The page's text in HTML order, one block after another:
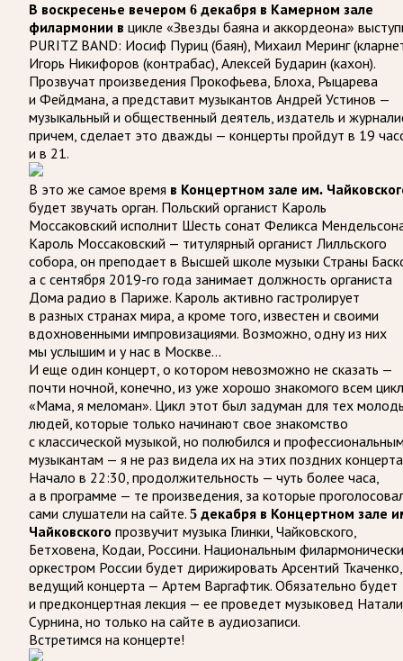
В воскресенье вечером 6 декабря в Камерном зале
филармонии в цикле «Звезды баяна и аккордеона»
PURITZ BAND: Иосиф Пуриц (баян), Михаил Меринг
Игорь Никифоров (контрабас), Алексей Бударин (кахон).
Прозвучат произведения Прокофьева, Блоха, Рыцарева
и Фейдмана, а представит музыкантов Андрей Устинов —
музыкальный и общественный деятель, издатель и
причем, сделает это дважды — концерты пройдут в 19
и в 21.
В это же самое время в Концертном зале им.
будет звучать орган. Польский органист Кароль
Моссаковский исполнит Шесть сонат Феликса
Кароль Моссаковский — титулярный органист Лилльского
собора, он преподает в Высшей школе музыки Страны
а с сентября 2019-го года занимает должность органиста
Дома радио в Париже. Кароль активно гастролирует
в разных странах мира, а кроме того, известен и своими
вдохновенными импровизациями. Возможно, одну из них
мы услышим и у нас в Москве…
И еще один концерт, о котором невозможно не сказать —
почти ночной, конечно, из уже хорошо знакомого всем
«Мама, я меломан». Цикл этот был задуман для тех
людей, которые только начинают свое знакомство
с классической музыкой, но полюбился и
музыкантам — я не раз видела их на этих поздних
Начало в 22:30, продолжительность — чуть более часа,
а в программе — те произведения, за которые
сами слушатели на сайте. 5 декабря в Концертном зале
Чайковского прозвучит музыка Глинки, Чайковского,
Бетховена, Кодаи, Россини. Национальным
оркестром России будет дирижировать Арсентий Ткаченко,
ведущий концерта — Артем Варгафтик. Обязательно будет
и предконцертная лекция — ее проведет музыковед
Сурнина, но только на сайте в аудиозаписи.
Встретимся на концерте!